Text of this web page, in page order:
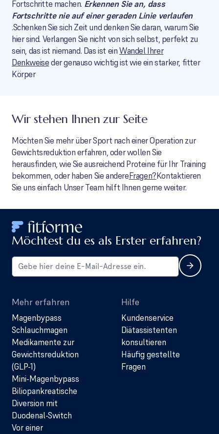
Fortschritte machen. Erkennen Sie an, dass
Fortschritte nie auf einer geraden Linie verlaufen
.Schenken Sie sich Zeit und denken Sie daran, warum Sie
hier sind. Verlangen Sie nicht von sich selbst, perfekt zu
sein, das ist niemand. Das ist einWandel Ihrer
Denkweiseder genauso wichtig ist wie ein starker, fitter
Körper
Wir stehen Ihnen zur Seite
Möchten Sie mehr über Sport nach einer Operation zur
Gewichtsreduktion erfahren, oder wollen Sie
herausfinden, wie Sie ausreichend Proteine für Ihr Training
bekommen, oder haben Sie andereFragen?Kontaktieren
Sie uns einfach Unser Team hilft Ihnen gerne weiter.
Möchtest du es als Erster erfahren?
Mehr erfahren
Magenbypass
Schlauchmagen
Medikamente zur
Gewichtsreduktion
(GLP-1)
Mini-Magenbypass
Biliopankreatische
Diversion mit
Duodenal-Switch
Vor einer
Hilfe
Kundenservice
Diätassistenten
konsultieren
Häufig gestellte
Fragen